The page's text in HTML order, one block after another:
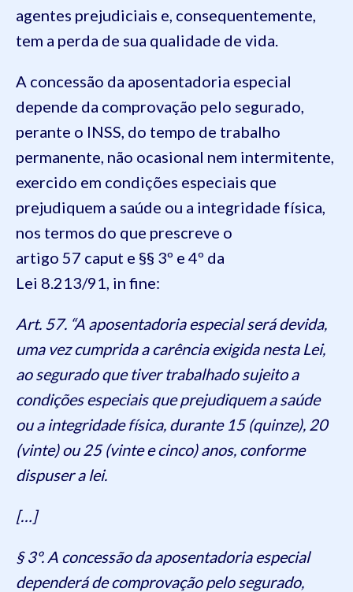
agentes prejudiciais e, consequentemente,
tem a perda de sua qualidade de vida.
A concessão da aposentadoria especial
depende da comprovação pelo segurado,
perante o INSS, do tempo de trabalho
permanente, não ocasional nem intermitente,
exercido em condições especiais que
prejudiquem a saúde ou a integridade física,
nos termos do que prescreve o
artigo 57 caput e §§ 3º e 4º da
Lei 8.213/91, in fine:
Art. 57. “A aposentadoria especial será devida,
uma vez cumprida a carência exigida nesta Lei,
ao segurado que tiver trabalhado sujeito a
condições especiais que prejudiquem a saúde
ou a integridade física, durante 15 (quinze), 20
(vinte) ou 25 (vinte e cinco) anos, conforme
dispuser a lei.
[…]
§ 3º. A concessão da aposentadoria especial
dependerá de comprovação pelo segurado,